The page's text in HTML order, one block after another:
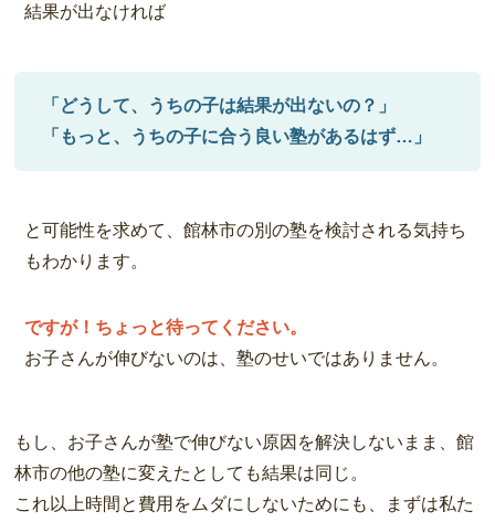
結果が出なければ
「どうして、うちの子は結果が出ないの？」
「もっと、うちの子に合う良い塾があるはず…」
と可能性を求めて、館林市の別の塾を検討される気持ち
もわかります。
ですが！ちょっと待ってください。
お子さんが伸びないのは、塾のせいではありません。
もし、お子さんが塾で伸びない原因を解決しないまま、館
林市の他の塾に変えたとしても結果は同じ。
これ以上時間と費用をムダにしないためにも、まずは私た